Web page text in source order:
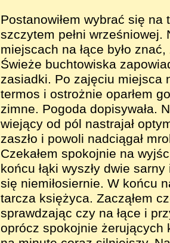
Postanowiłem wybrać się
szczytem pełni
miejscach na łące było
Świeże buchtowiska
zasiadki. Po zajęciu miejsca
termos i ostrożnie oparłem
zimne. Pogoda dopisywała.
wiejący od pól nastrajał
zaszło i powoli nadciągał
Czekałem spokojnie na
końcu łąki wyszły dwie
się niemiłosiernie. W końcu
tarcza księżyca. Zacząłem
sprawdzając czy na łące i
oprócz spokojnie żerujących